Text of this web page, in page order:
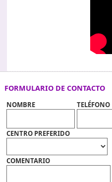
FORMULARIO DE CONTACTO
NOMBRE TELÉFONO
CENTRO PREFERIDO
COMENTARIO